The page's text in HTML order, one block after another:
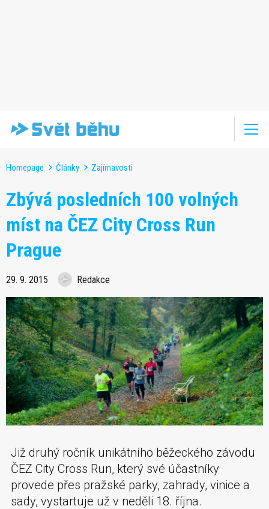
Homepage Články Zajímavosti
Zbývá posledních 100 volných
míst na ČEZ City Cross Run
Prague
29. 9. 2015 Redakce
Již druhý ročník unikátního běžeckého závodu
ČEZ City Cross Run, který své účastníky
provede přes pražské parky, zahrady, vinice a
sady, vystartuje už v neděli 18. října.